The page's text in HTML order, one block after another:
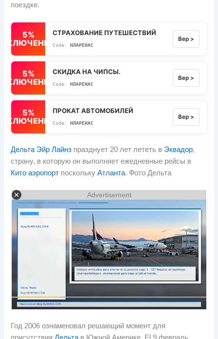
поездке.
5%
СТРАХОВАНИЕ ПУТЕШЕСТВИЙ
НЛАРЕНАС
Вер >
5%
СКИДКА НА ЧИПСЫ.
НЛАРЕНАС
Вер >
5%
ПРОКАТ АВТОМОБИЛЕЙ
НЛАРЕНАС
Вер >
Дельта Эйр Лайнз празднует 20 лет лететь в Эквадор,
страну, в которую он выполняет ежедневные рейсы в
Кито аэропорт посколькуАтланта. Фото Дельта
Advertisement
Год 2006 ознаменовал решающий момент для